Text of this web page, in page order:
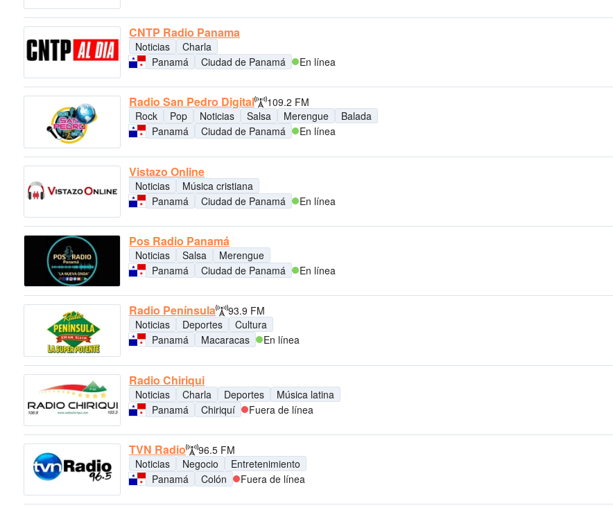
CNTP Radio Panama
Noticias
Charla
Panamá
Ciudad de Panamá En línea
Radio San Pedro Digital
109.2 FM
Rock
Pop Noticias Salsa Merengue
Balada
Panamá
Ciudad de Panamá En línea
Vistazo Online
Noticias
Música cristiana
Panamá
Ciudad de Panamá En línea
Pos Radio Panamá
Noticias Salsa
Merengue
Panamá
Ciudad de Panamá En línea
Radio Península
93.9 FM
Noticias
Deportes
Cultura
Panamá
Macaracas En línea
Radio Chiriqui
Noticias Charla Deportes
Música latina
Panamá
Chiriquí Fuera de línea
TVN Radio
96.5 FM
Noticias
Negocio
Entretenimiento
Panamá
Colón Fuera de línea